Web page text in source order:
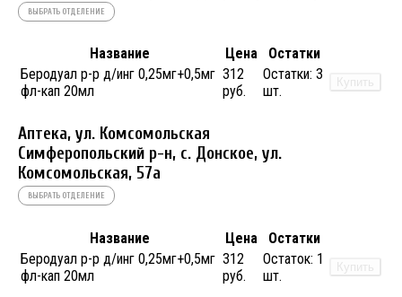
ВЫБРАТЬ ОТДЕЛЕНИЕ
Название Цена
Остатки
Беродуал р-р д/инг 0,25мг+0,5мг
фл-кап 20мл
312
руб.
Остатки: 3
шт.
Купить
Аптека, ул. Комсомольская
Симферопольский р-н, с. Донское, ул.
Комсомольская, 57а
ВЫБРАТЬ ОТДЕЛЕНИЕ
Название Цена
Остатки
Беродуал р-р д/инг 0,25мг+0,5мг
фл-кап 20мл
312
руб.
Остаток: 1
шт.
Купить